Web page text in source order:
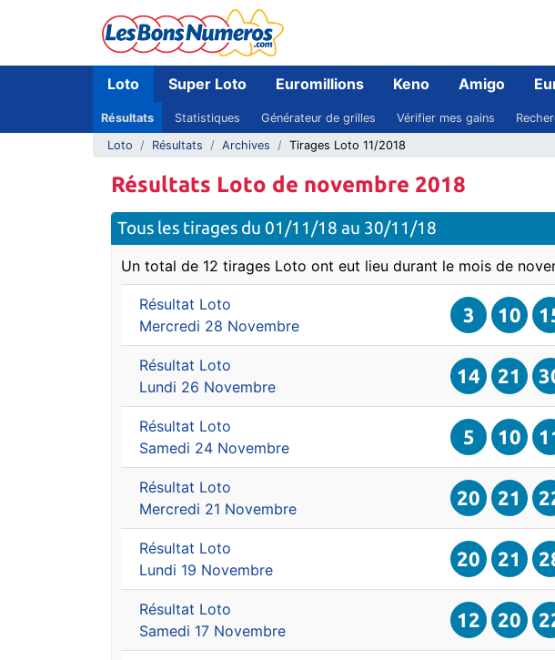
Loto Super Loto Euromillions Keno Amigo
Résultats Statistiques Générateur de grilles Vérifier mes gains
Loto
Résultats Archives Tirages Loto 11/2018
Résultats Loto de novembre 2018
Tous les tirages du 01/11/18 au 30/11/18
Un total de 12 tirages Loto ont eut lieu durant le mois de
Résultat Loto
Mercredi 28 Novembre
3 10
Résultat Loto
Lundi 26 Novembre
14 21
Résultat Loto
Samedi 24 Novembre
5 10
Résultat Loto
Mercredi 21 Novembre
20 21
Résultat Loto
Lundi 19 Novembre
20 21
Résultat Loto
Samedi 17 Novembre
12 20